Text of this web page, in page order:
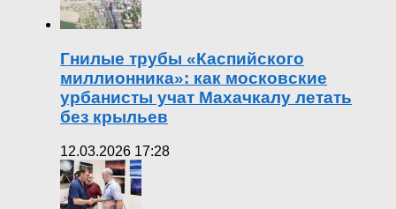
Гнилые трубы «Каспийского
миллионника»: как московские
урбанисты учат Махачкалу летать
без крыльев
12.03.2026 17:28